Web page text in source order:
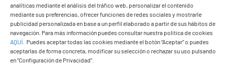
analíticas mediante el análisis del tráfico web, personalizar el contenido
mediante sus preferencias, ofrecer funciones de redes sociales y mostrarle
publicidad personalizada en base a un perfil elaborado a partir de sus hábitos de
navegación. Para más información puedes consultar nuestra política de cookies
AQUÍ
Puedes aceptar todas las cookies mediante el botón “Aceptar” o puedes
aceptarlas de forma concreta, modificar su selección o rechazar su uso pulsando
en “Configuración de Privacidad”.
Ayuntamiento de Yaiza
Pza. de Los Remedios, 1
35570 – Yaiza
Tel:928 83 62 20